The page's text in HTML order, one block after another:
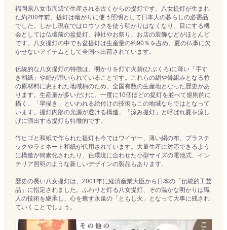
福岡県八女市周辺で生産される古くからの提灯です。八女提灯が生まれ
た約200年前、提灯は暗がりに使う照明として日本人の暮らしの必需品
でした。しかし現在ではロウソクを使う明かりはなくなり、目にする機
会としては仏壇前の盆提灯、神社やお祭り、お店の装飾などがほとんど
です。八女提灯の中でも盆提灯は生産量の約90％を占め、夏の仏事に欠
かせないアイテムとして全国へ出荷されています。
伝統的な八女提灯の特徴は、明かりを灯す火袋(ひぶくろ)に薄い「手す
き和紙」や絹が用いられていることです。これらの絹や骨組みとなる竹
の原材料に恵まれた地域柄のため、全国有数の生産地となった歴史があ
ります。生産量が多いだけに、一度に10個ほどの提灯を並べて規則的に
描く、「早描き」といわれる絵付けの技術もこの地域ならではとなって
います。提灯内部の光源が透ける構造、「涼み提灯」と呼ばれ夏を涼し
げに演出する提灯も特徴的です。
竹ヒゴと和紙で作られた提灯も今ではワイヤー、薄い絹の布、プラスチ
ックやラミネート和紙が代用されています。大量生産に対応できるよう
に構造が簡素化されたり、住環境に合わせた小型サイズの電池式、イン
テリア照明のような新しいデザインの製品もあります。
歴史の長い八女提灯は、2001年に経済産業大臣から日本の「伝統的工芸
品」に指定されました。ふわりと灯る八女提灯、その温かな明かりは職
人の技術を継承し、心を癒す永遠の「ともし火」となって大事に残され
ていくことでしょう。